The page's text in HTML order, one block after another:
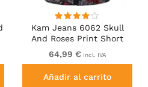
Kam Jeans 6062 Skull
And Roses Print Short
Sleeve Shirt Black
64,99 € incl. IVA
Añadir al carrito